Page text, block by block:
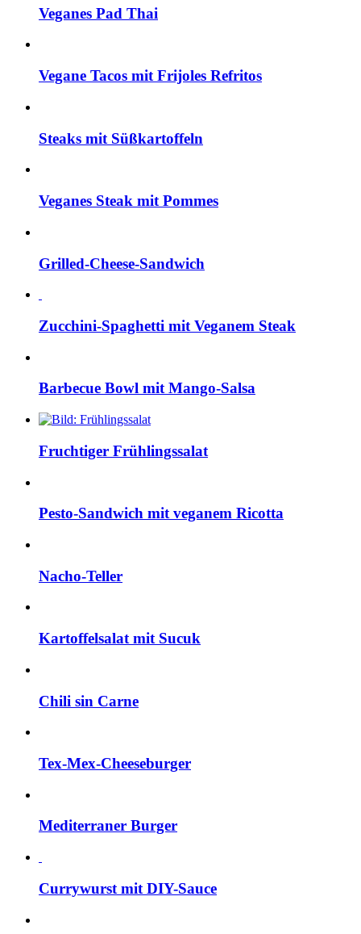
Veganes Pad Thai
Vegane Tacos mit Frijoles Refritos
Steaks mit Süßkartoffeln
Veganes Steak mit Pommes
Grilled-Cheese-Sandwich
Zucchini-Spaghetti mit Veganem Steak
Barbecue Bowl mit Mango-Salsa
Fruchtiger Frühlingssalat
Pesto-Sandwich mit veganem Ricotta
Nacho-Teller
Kartoffelsalat mit Sucuk
Chili sin Carne
Tex-Mex-Cheeseburger
Mediterraner Burger
Currywurst mit DIY-Sauce